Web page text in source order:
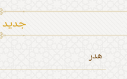
جديد
هدر